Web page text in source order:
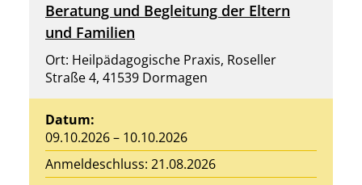
Beratung und Begleitung der Eltern
und Familien
Ort: Heilpädagogische Praxis, Roseller
Straße 4, 41539 Dormagen
Datum:
09.10.2026 – 10.10.2026
Anmeldeschluss: 21.08.2026